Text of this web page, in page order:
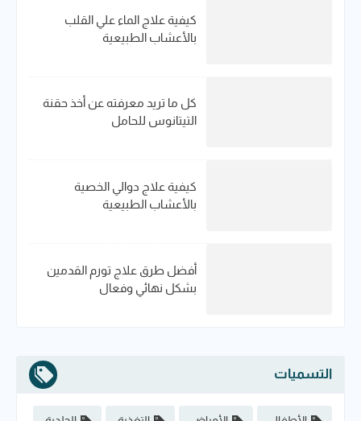
كيفية علاج الماء علي القلب
بالأعشاب الطبيعية
كل ما تريد معرفته عن أخذ حقنة
التيتانوس للحامل
كيفية علاج دوالي الخصية
بالأعشاب الطبيعية
أفضل طرق علاج تورم القدمين
بشكل نهائي وفعال
التسميات